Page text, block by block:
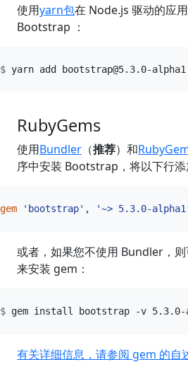
使用yarn包在 Node.js 驱动的应
Bootstrap ：
yarn add bootstrap@5.3.0-alpha1
RubyGems
使用Bundler （推荐）和
序中安装 Bootstrap，将以下行添
gem 'bootstrap' , '~> 5.3.0-
或者，如果您不使用 Bundler，
来安装 gem：
有关详细信息，请参阅 gem 的自